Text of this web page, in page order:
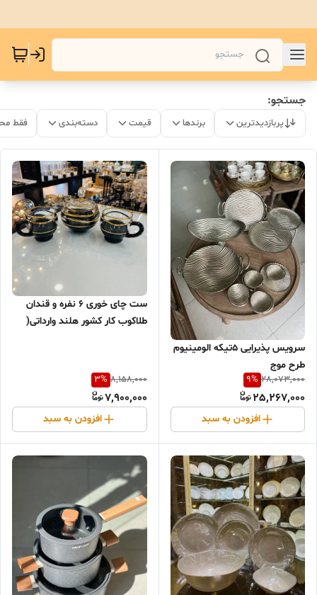
جستجو:
پربازدیدترین برندها قیمت دسته‌بندی فقط
سرویس پذیرایی ۵تیکه الومینیوم
طرح موج
28,073,000
9%
25,267,000
افزودن به سبد
ست چای خوری ۶ نفره و قندان
طلاکوب کار کشور هلند وارداتی(
8,158,000
3%
7,900,000
افزودن به سبد